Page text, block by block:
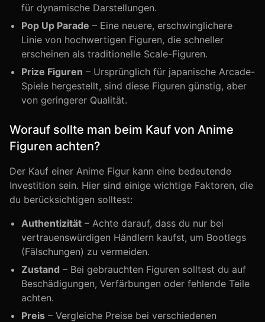
für dynamische Darstellungen.
Pop Up Parade – Eine neuere, erschwinglichere
Linie von hochwertigen Figuren, die schneller
erscheinen als traditionelle Scale-Figuren.
Prize Figuren – Ursprünglich für japanische Arcade-
Spiele hergestellt, sind diese Figuren günstig, aber
von geringerer Qualität.
Worauf sollte man beim Kauf von Anime
Figuren achten?
Der Kauf einer Anime Figur kann eine bedeutende
Investition sein. Hier sind einige wichtige Faktoren, die
du berücksichtigen solltest:
Authentizität – Achte darauf, dass du nur bei
vertrauenswürdigen Händlern kaufst, um Bootlegs
(Fälschungen) zu vermeiden.
Zustand – Bei gebrauchten Figuren solltest du auf
Beschädigungen, Verfärbungen oder fehlende Teile
achten.
Preis – Vergleiche Preise bei verschiedenen